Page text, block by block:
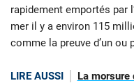
rapidement emportés par l’
mer il y a environ 115
comme la preuve d’un ou
LIRE AUSSI
La